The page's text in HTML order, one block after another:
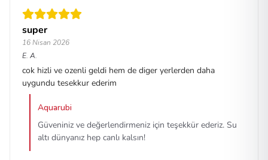
super
16 Nisan 2026
E. A.
cok hizli ve ozenli geldi hem de diger yerlerden daha
uygundu tesekkur ederim
Aquarubi
Güveniniz ve değerlendirmeniz için teşekkür ederiz. Su
altı dünyanız hep canlı kalsın!